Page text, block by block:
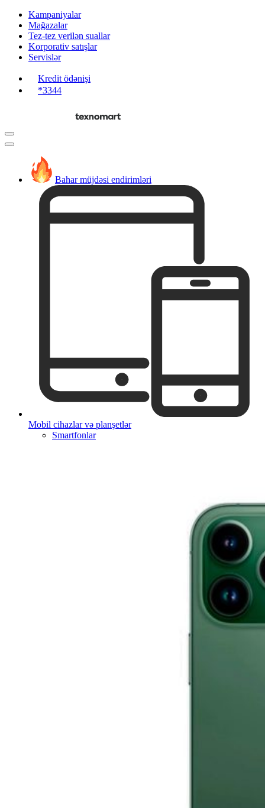
Kampaniyalar
Mağazalar
Tez-tez verilən suallar
Korporativ satışlar
Servislər
Kredit ödənişi
*3344
Bahar müjdəsi endirimləri
Mobil cihazlar və planşetlər
Smartfonlar